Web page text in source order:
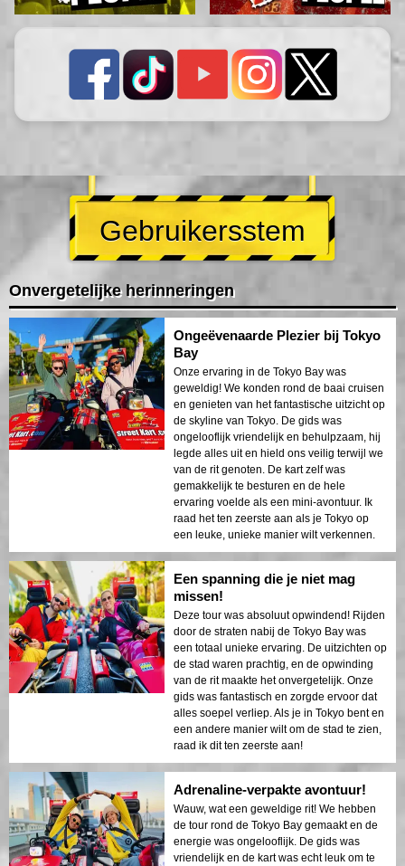
Gebruikersstem
Onvergetelijke herinneringen
Ongeëvenaarde Plezier bij Tokyo
Bay
Onze ervaring in de Tokyo Bay was
geweldig! We konden rond de baai cruisen
en genieten van het fantastische uitzicht op
de skyline van Tokyo. De gids was
ongelooflijk vriendelijk en behulpzaam, hij
legde alles uit en hield ons veilig terwijl we
van de rit genoten. De kart zelf was
gemakkelijk te besturen en de hele
ervaring voelde als een mini-avontuur. Ik
raad het ten zeerste aan als je Tokyo op
een leuke, unieke manier wilt verkennen.
Een spanning die je niet mag
missen!
Deze tour was absoluut opwindend! Rijden
door de straten nabij de Tokyo Bay was
een totaal unieke ervaring. De uitzichten op
de stad waren prachtig, en de opwinding
van de rit maakte het onvergetelijk. Onze
gids was fantastisch en zorgde ervoor dat
alles soepel verliep. Als je in Tokyo bent en
een andere manier wilt om de stad te zien,
raad ik dit ten zeerste aan!
Adrenaline-verpakte avontuur!
Wauw, wat een geweldige rit! We hebben
de tour rond de Tokyo Bay gemaakt en de
energie was ongelooflijk. De gids was
vriendelijk en de kart was echt leuk om te